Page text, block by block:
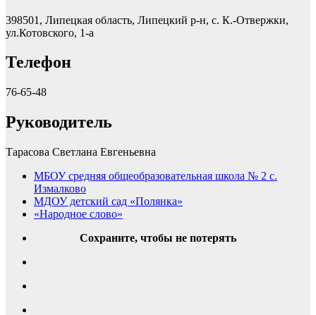
398501, Липецкая область, Липецкий р-н, с. К.-Отвержки,
ул.Котовского, 1-а
Телефон
76-65-48
Руководитель
Тарасова Светлана Евгеньевна
МБОУ средняя общеобразовательная школа № 2 с.
Измалково
МДОУ детский сад «Полянка»
«Народное слово»
Сохраните, чтобы не потерять